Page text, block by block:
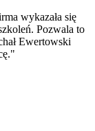
wykazała się
Pozwala to
Ewertowski